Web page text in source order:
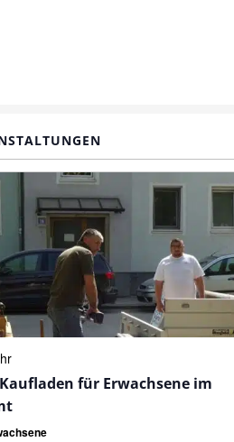
für Erwachsene im